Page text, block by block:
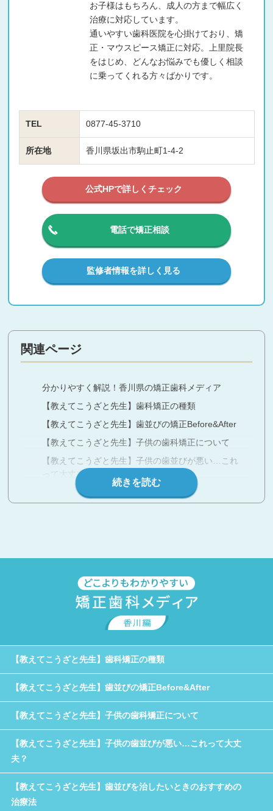
お子様はもちろん、成人の方まで幅広く
治療に対応しています。
通いやすい歯科医院を心掛けており、矯
正・マウスピース矯正に対応。上里院長
をはじめ、どんなお悩みでも優しく相談
に乗ってくれる方々ばかりです。
TEL 0877-45-3710
所在地 香川県坂出市駒止町1-4-2
公式HPで詳しくチェック
電話で矯正相談
監修者情報を詳しく見る
関連ページ
分かりやすく解説！香川県の矯正歯科メディア
【教えてこうざと先生】歯科矯正の種類
【教えてこうざと先生】歯並びの矯正Before&After
【教えてこうざと先生】子供の歯科矯正について
【教えてこうざと先生】子供の歯並びが悪い…これ
って大丈夫？
【教えてこうざと先生】歯並びを治したいときのお
すすめの治療法
【教えてこうざと先生】子供の歯科矯正について
子供の矯正治療は親知らずを抜くべき？
子供の矯正は必要？不要？
子供のマウスピース矯正ってどう？
【教えてこうざと先生】歯科矯正の種類
【教えてこうざと先生】歯並びの矯正Before&After
【教えてこうざと先生】子供の歯科矯正について
【教えてこうざと先生】子供の歯並びが悪い…これって大丈
夫？
【教えてこうざと先生】歯並びを治したいときのおすすめの
治療法